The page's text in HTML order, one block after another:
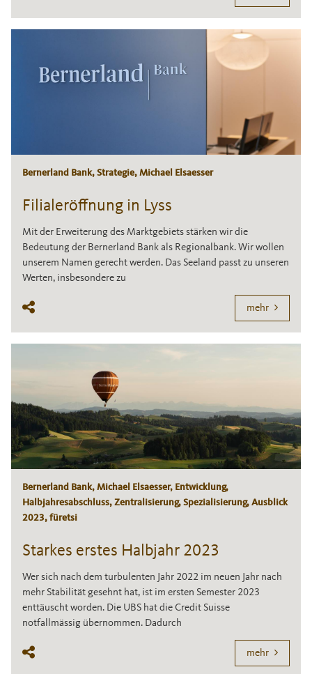
Bernerland Bank, Strategie, Michael Elsaesser
Filialeröffnung in Lyss
Mit der Erweiterung des Marktgebiets stärken wir die
Bedeutung der Bernerland Bank als Regionalbank. Wir wollen
unserem Namen gerecht werden. Das Seeland passt zu unseren
Werten, insbesondere zu
mehr
Bernerland Bank, Michael Elsaesser, Entwicklung,
Halbjahresabschluss, Zentralisierung, Spezialisierung, Ausblick
2023, füretsi
Starkes erstes Halbjahr 2023
Wer sich nach dem turbulenten Jahr 2022 im neuen Jahr nach
mehr Stabilität gesehnt hat, ist im ersten Semester 2023
enttäuscht worden. Die UBS hat die Credit Suisse
notfallmässig übernommen. Dadurch
mehr